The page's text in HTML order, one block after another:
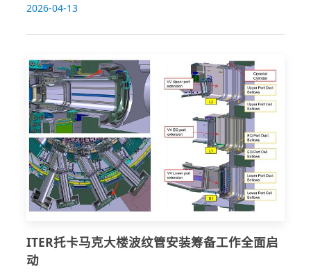
2026-04-13
ITER托卡马克大楼波纹管安装筹备工作全面启
动